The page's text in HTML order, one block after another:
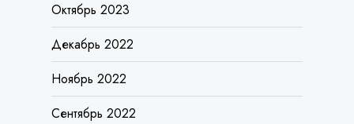
Октябрь 2023
Декабрь 2022
Ноябрь 2022
Сентябрь 2022